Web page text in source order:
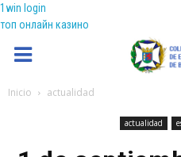
1win login
топ онлайн казино
Coenfeba
Inicio actualidad
actualidad